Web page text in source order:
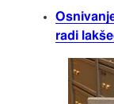
radi